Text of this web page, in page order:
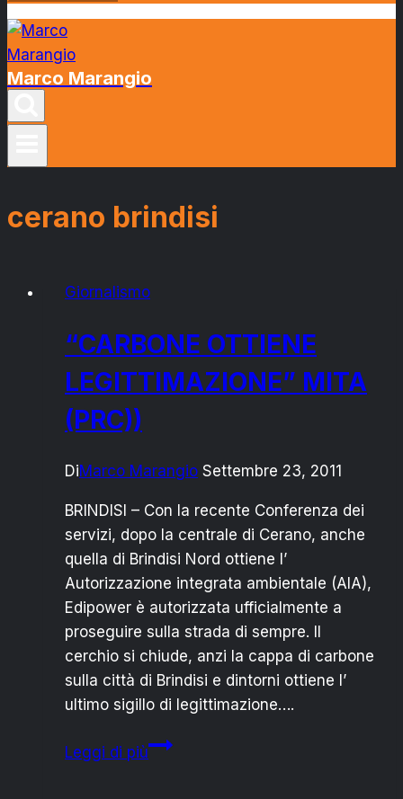
Marco Marangio
cerano brindisi
Giornalismo
“CARBONE OTTIENE
LEGITTIMAZIONE” MITA
(PRC))
DiMarco Marangio Settembre 23, 2011
BRINDISI – Con la recente Conferenza dei
servizi, dopo la centrale di Cerano, anche
quella di Brindisi Nord ottiene l’
Autorizzazione integrata ambientale (AIA),
Edipower è autorizzata ufficialmente a
proseguire sulla strada di sempre. Il
cerchio si chiude, anzi la cappa di carbone
sulla città di Brindisi e dintorni ottiene l’
ultimo sigillo di legittimazione….
Leggi di più“CARBONE